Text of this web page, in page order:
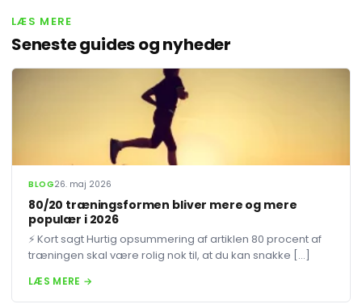
LÆS MERE
Seneste guides og nyheder
BLOG26. maj 2026
80/20 træningsformen bliver mere og mere
populær i 2026
⚡ Kort sagt Hurtig opsummering af artiklen 80 procent af
træningen skal være rolig nok til, at du kan snakke […]
LÆS MERE →